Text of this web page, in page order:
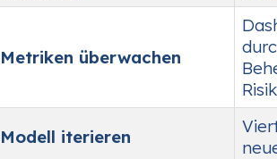
Metriken überwachen
Modell iterieren